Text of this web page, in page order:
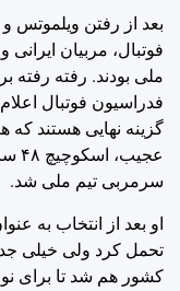
بعد از رفتن ویلموتس
فوتبال، مربیان
ملی بودند. رفته رفته
فدراسیون فوتبال
گزینه نهایی هستند که
سرمربی تیم ملی شد.
او بعد از انتخاب به
تحمل کرد ولی خیلی
کشور هم شد تا برای